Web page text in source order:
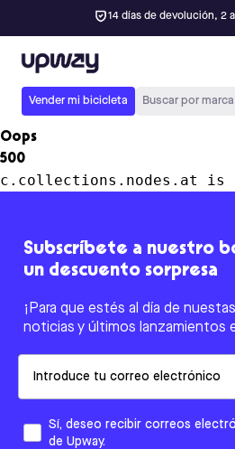
14 días de devolución, 2
Upway
Vender mi bicicleta Buscar por
Oops
500
c.collections.nodes.at is
Subscríbete a nuestro
un descuento sorpresa
¡Para que estés al día de
noticias y últimos lanzamientos
Sí, deseo recibir correos
de Upway.